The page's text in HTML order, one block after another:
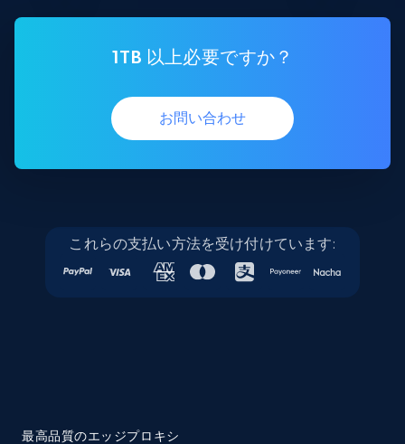
1TB 以上必要ですか？
お問い合わせ
これらの支払い方法を受け付けています:
最高品質のエッジプロキシ